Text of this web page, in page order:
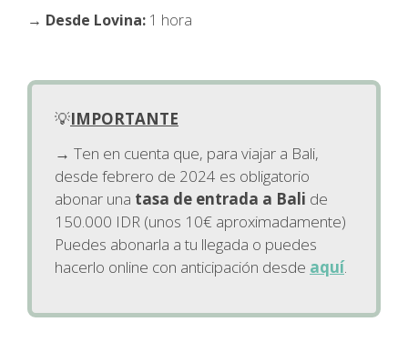
→ Desde Lovina: 1 hora
💡IMPORTANTE
→ Ten en cuenta que, para viajar a Bali,
desde febrero de 2024 es obligatorio
abonar una tasa de entrada a Bali de
150.000 IDR (unos 10€ aproximadamente)
Puedes abonarla a tu llegada o puedes
hacerlo online con anticipación desde aquí.